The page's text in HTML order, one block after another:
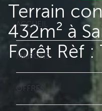
ACCUEIL
MAISONS
OFFRES
Terrain
432m² à
Forêt Rèf :